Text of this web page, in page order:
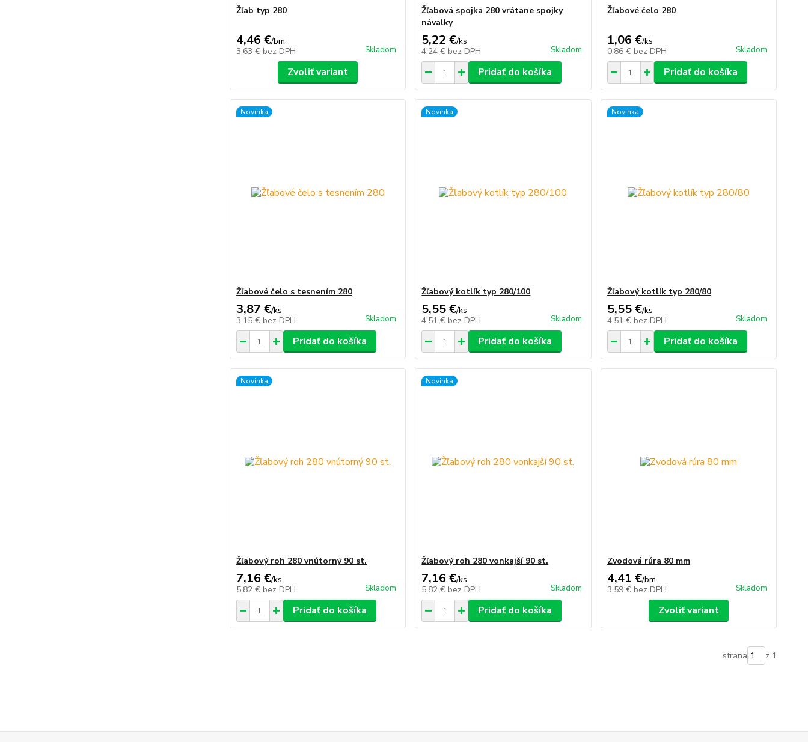
Žľab typ 280
4,46 €/bm
3,63 € bez DPH Skladom
Zvoliť variant
Žľabová spojka 280 vrátane spojky
návalky
5,22 €/ks
4,24 € bez DPH Skladom
Pridať do košíka
Žľabové čelo 280
1,06 €/ks
0,86 € bez DPH Skladom
Pridať do košíka
Novinka
Žľabové čelo s tesnením 280
3,87 €/ks
3,15 € bez DPH Skladom
Pridať do košíka
Novinka
Žľabový kotlík typ 280/100
5,55 €/ks
4,51 € bez DPH Skladom
Pridať do košíka
Novinka
Žľabový kotlík typ 280/80
5,55 €/ks
4,51 € bez DPH Skladom
Pridať do košíka
Novinka
Žľabový roh 280 vnútorný 90 st.
7,16 €/ks
5,82 € bez DPH Skladom
Pridať do košíka
Novinka
Žľabový roh 280 vonkajší 90 st.
7,16 €/ks
5,82 € bez DPH Skladom
Pridať do košíka
Zvodová rúra 80 mm
4,41 €/bm
3,59 € bez DPH Skladom
Zvoliť variant
strana z 1